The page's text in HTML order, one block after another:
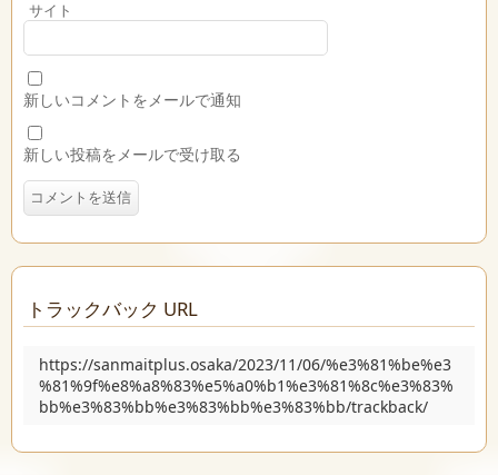
サイト
新しいコメントをメールで通知
新しい投稿をメールで受け取る
トラックバック URL
https://sanmaitplus.osaka/2023/11/06/%e3%81%be%e3
%81%9f%e8%a8%83%e5%a0%b1%e3%81%8c%e3%83%
bb%e3%83%bb%e3%83%bb%e3%83%bb/trackback/